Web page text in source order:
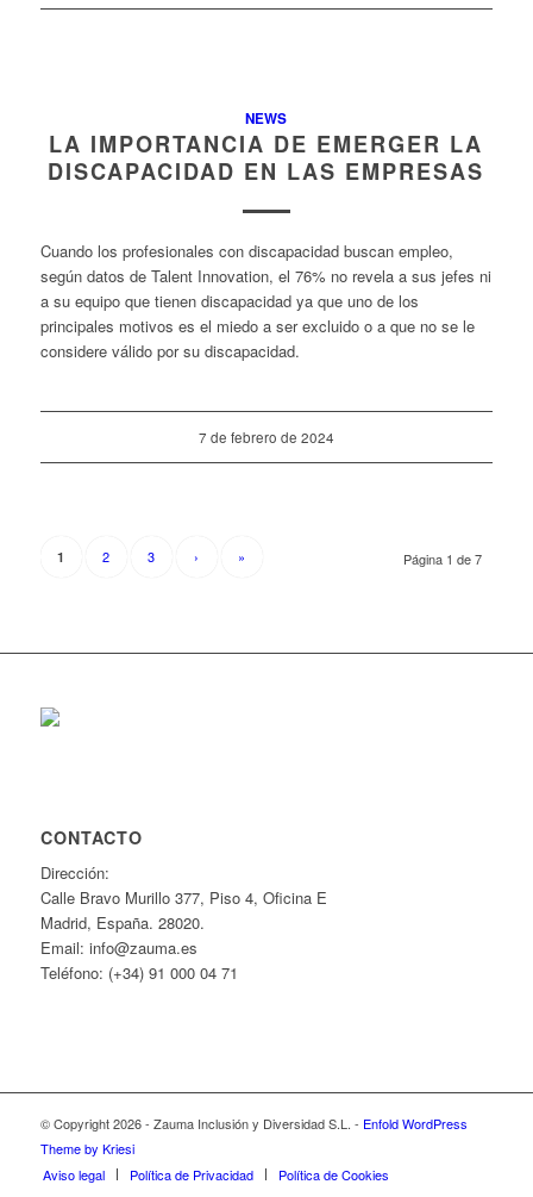
NEWS
LA IMPORTANCIA DE EMERGER LA
DISCAPACIDAD EN LAS EMPRESAS
Cuando los profesionales con discapacidad buscan empleo,
según datos de Talent Innovation, el 76% no revela a sus jefes ni
a su equipo que tienen discapacidad ya que uno de los
principales motivos es el miedo a ser excluido o a que no se le
considere válido por su discapacidad.
7 de febrero de 2024
Página 1 de 7
1 2 3 › »
CONTACTO
Dirección:
Calle Bravo Murillo 377, Piso 4, Oficina E
Madrid, España. 28020.
Email: info@zauma.es
Teléfono: (+34) 91 000 04 71
© Copyright 2026 - Zauma Inclusión y Diversidad S.L. - Enfold WordPress
Theme by Kriesi
Aviso legal
Política de Privacidad Política de Cookies